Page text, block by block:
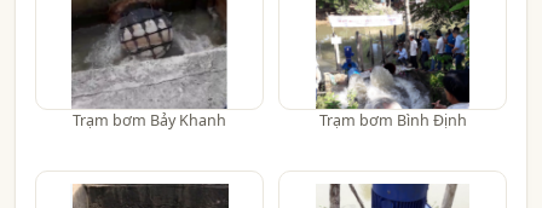
Trạm bơm Bảy Khanh Trạm bơm Bình Định